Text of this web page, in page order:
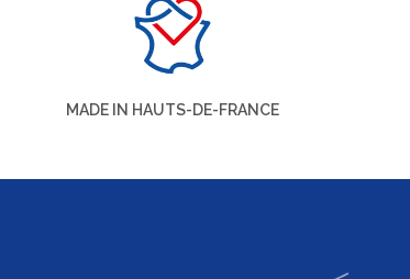
MADE IN HAUTS-DE-FRANCE